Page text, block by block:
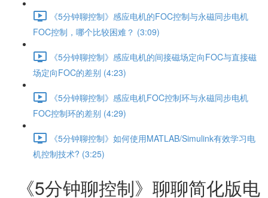
《5分钟聊控制》感应电机的FOC控制与永磁同步电机
FOC控制，哪个比较困难？ (3:09)
《5分钟聊控制》感应电机的间接磁场定向FOC与直接磁
场定向FOC的差别 (4:23)
《5分钟聊控制》感应电机FOC控制环与永磁同步电机
FOC控制环的差别 (4:29)
《5分钟聊控制》如何使用MATLAB/Simulink有效学习电
机控制技术? (3:25)
《5分钟聊控制》聊聊简化版电